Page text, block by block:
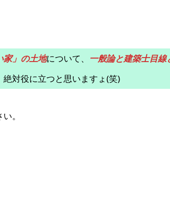
家」の土地について、 一般論と建築士目線
対役に立つと思いますょ(笑)
。